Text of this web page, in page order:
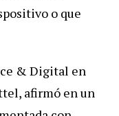
o que
& Digital en
afirmó en un